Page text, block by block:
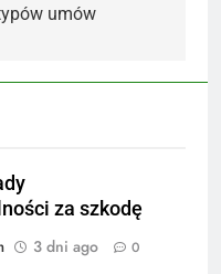
umów
za szkodę
3 dni ago 0